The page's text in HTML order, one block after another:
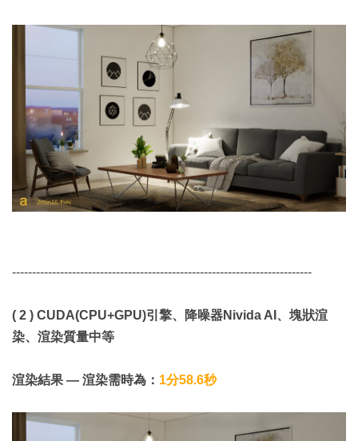
---------------------------------------------------------------------------
( 2 ) CUDA(CPU+GPU)引擎、降噪器Nivida AI、塊狀渲
染、渲染質量中等
渲染結果 — 渲染需時為： 1分58.6秒